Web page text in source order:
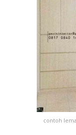
contoh